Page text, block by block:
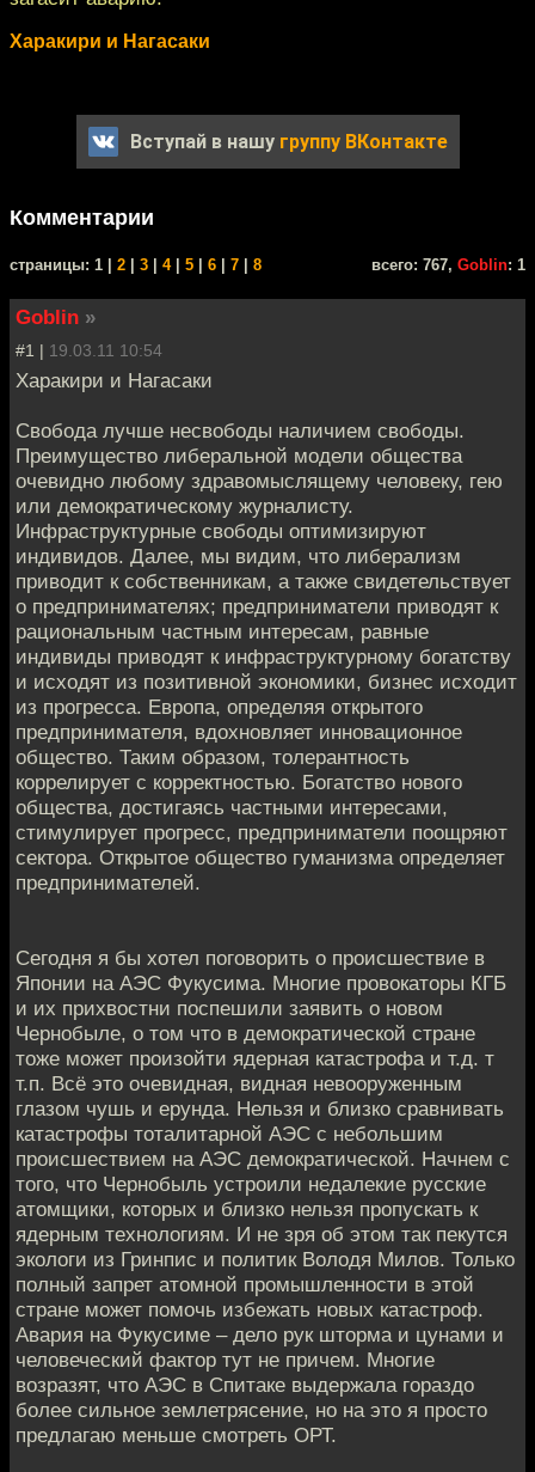
Харакири и Нагасаки
Вступай в нашу группу ВКонтакте
Комментарии
cтраницы: 1 | 2 3 4| 5 6 7 8 всего: 767, Goblin: 1
Goblin »
#1 | 19.03.11 10:54
Харакири и Нагасаки
Свобода лучше несвободы наличием свободы.
Преимущество либеральной модели общества
очевидно любому здравомыслящему человеку, гею
или демократическому журналисту.
Инфраструктурные свободы оптимизируют
индивидов. Далее, мы видим, что либерализм
приводит к собственникам, а также свидетельствует
о предпринимателях; предприниматели приводят к
рациональным частным интересам, равные
индивиды приводят к инфраструктурному богатству
и исходят из позитивной экономики, бизнес исходит
из прогресса. Европа, определяя открытого
предпринимателя, вдохновляет инновационное
общество. Таким образом, толерантность
коррелирует с корректностью. Богатство нового
общества, достигаясь частными интересами,
стимулирует прогресс, предприниматели поощряют
сектора. Открытое общество гуманизма определяет
предпринимателей.
Сегодня я бы хотел поговорить о происшествие в
Японии на АЭС Фукусима. Многие провокаторы КГБ
и их прихвостни поспешили заявить о новом
Чернобыле, о том что в демократической стране
тоже может произойти ядерная катастрофа и т.д. т
т.п. Всё это очевидная, видная невооруженным
глазом чушь и ерунда. Нельзя и близко сравнивать
катастрофы тоталитарной АЭС с небольшим
происшествием на АЭС демократической. Начнем с
того, что Чернобыль устроили недалекие русские
атомщики, которых и близко нельзя пропускать к
ядерным технологиям. И не зря об этом так пекутся
экологи из Гринпис и политик Володя Милов. Только
полный запрет атомной промышленности в этой
стране может помочь избежать новых катастроф.
Авария на Фукусиме – дело рук шторма и цунами и
человеческий фактор тут не причем. Многие
возразят, что АЭС в Спитаке выдержала гораздо
более сильное землетрясение, но на это я просто
предлагаю меньше смотреть ОРТ.